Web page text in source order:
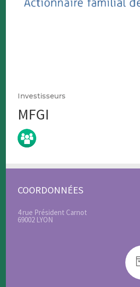
Investisseurs
MFGI
COORDONNÉES
4 rue Président Carnot
69002 LYON